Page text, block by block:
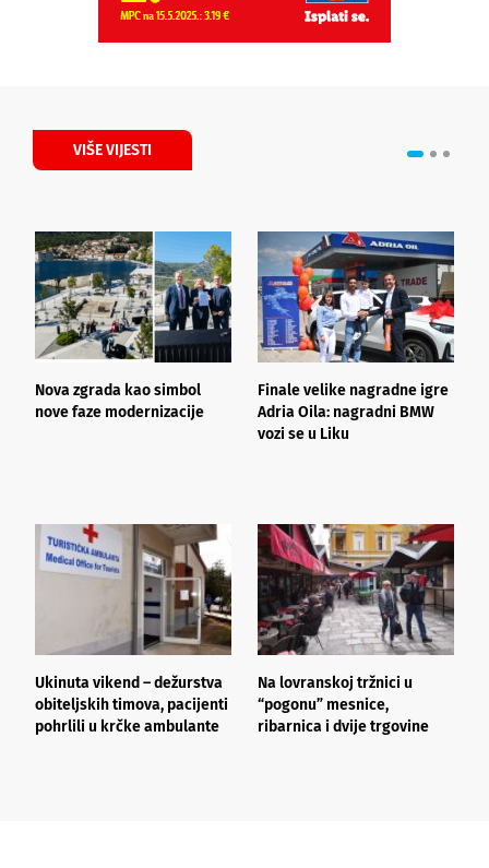
VIŠE VIJESTI
Nova zgrada kao simbol
nove faze modernizacije
Finale velike nagradne igre
Adria Oila: nagradni BMW
vozi se u Liku
Ukinuta vikend – dežurstva
obiteljskih timova, pacijenti
pohrlili u krčke ambulante
Na lovranskoj tržnici u
“pogonu” mesnice,
ribarnica i dvije trgovine